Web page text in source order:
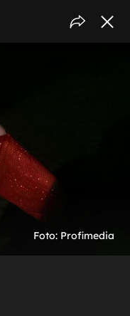
Foto: Profimedia